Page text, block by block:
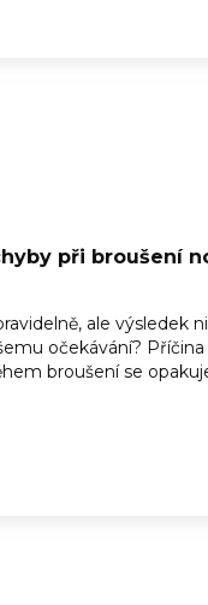
při broušení
ale výsledek
očekávání?
broušení se